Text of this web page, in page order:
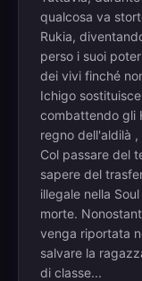
qualcosa va
Rukia,
perso i suoi
dei vivi finché
Ichigo
combattendo gli
regno dell'aldilà
Col passare del
sapere del
illegale nella
morte.
venga riportata
salvare la
di classe...